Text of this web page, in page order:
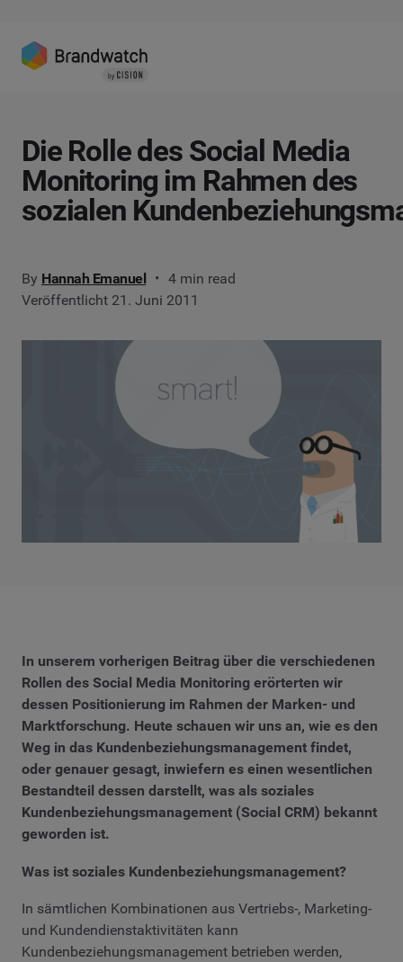
Die Rolle des Social Media
Monitoring im Rahmen des
sozialen
By Hannah Emanuel
4 min read
Veröffentlicht 21. Juni 2011
In unserem vorherigen Beitrag über die verschiedenen
Rollen des Social Media Monitoring erörterten wir
dessen Positionierung im Rahmen der Marken- und
Marktforschung. Heute schauen wir uns an, wie es den
Weg in das Kundenbeziehungsmanagement findet,
oder genauer gesagt, inwiefern es einen wesentlichen
Bestandteil dessen darstellt, was als soziales
Kundenbeziehungsmanagement (Social CRM) bekannt
geworden ist.
Was ist soziales Kundenbeziehungsmanagement?
In sämtlichen Kombinationen aus Vertriebs-, Marketing-
und Kundendienstaktivitäten kann
Kundenbeziehungsmanagement betrieben werden,